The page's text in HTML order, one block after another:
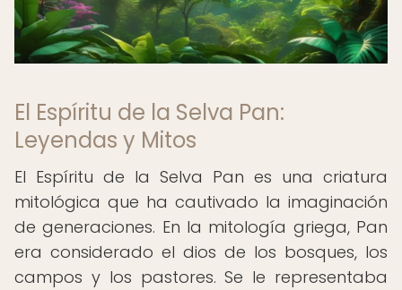
El Espíritu de la Selva Pan:
Leyendas y Mitos
El Espíritu de la Selva Pan es una criatura
mitológica que ha cautivado la imaginación
de generaciones. En la mitología griega, Pan
era considerado el dios de los bosques, los
campos y los pastores. Se le representaba